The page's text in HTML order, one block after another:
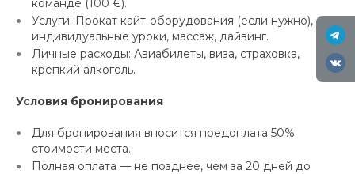
команде (100 €).
Услуги: Прокат кайт-оборудования (если нужно),
индивидуальные уроки, массаж, дайвинг.
Личные расходы: Авиабилеты, виза, страховка,
крепкий алкоголь.
Условия бронирования
Для бронирования вносится предоплата 50%
стоимости места.
Полная оплата — не позднее, чем за 20 дней до